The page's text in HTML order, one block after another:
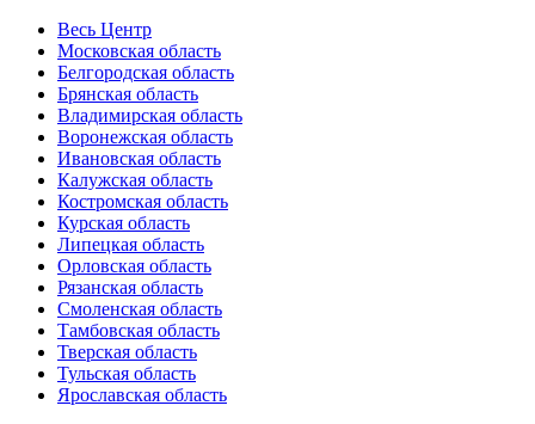
Весь Центр
Московская область
Белгородская область
Брянская область
Владимирская область
Воронежская область
Ивановская область
Калужская область
Костромская область
Курская область
Липецкая область
Орловская область
Рязанская область
Смоленская область
Тамбовская область
Тверская область
Тульская область
Ярославская область